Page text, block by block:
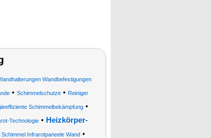
Wandbefestigungen
• Schimmelschutze• Reiniger
Schimmelbekämpfung•
Technologie • Heizkörper-
Schimmel Infrarotpaneele Wand •